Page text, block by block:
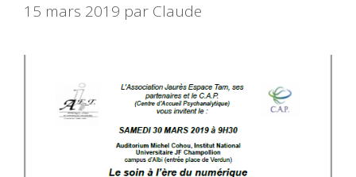
15 mars 2019 par Claude